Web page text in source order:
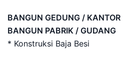
BANGUN GEDUNG / KANTOR
BANGUN PABRIK / GUDANG
* Konstruksi Baja Besi